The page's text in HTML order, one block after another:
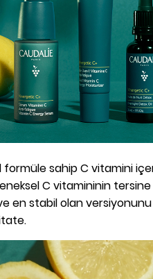
sahip C vitamini
C vitamininin
en stabil olan versiyonunu